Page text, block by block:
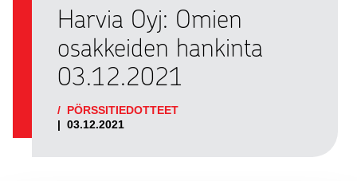
Harvia Oyj: Omien
osakkeiden hankinta
03.12.2021
/ PÖRSSITIEDOTTEET
| 03.12.2021